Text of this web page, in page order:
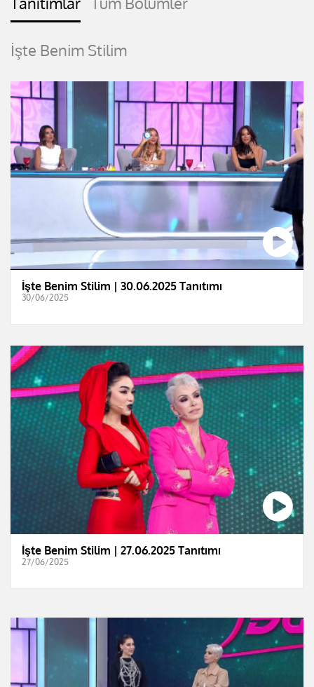
İşte Benim Stilim
İşte Benim Stilim | 30.06.2025 Tanıtımı
30/06/2025
İşte Benim Stilim | 27.06.2025 Tanıtımı
27/06/2025